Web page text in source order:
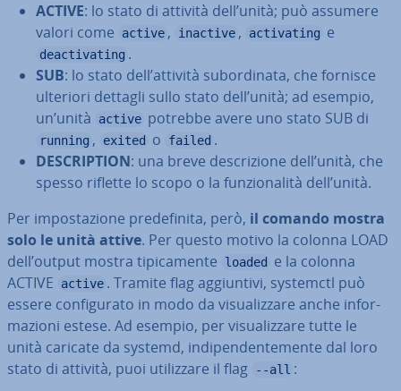
ACTIVE: lo stato di attività dell’unità; può assumere
valori come
active , inactive , activating e
deactivating .
SUB: lo stato dell’attività su­bor­di­na­ta, che fornisce
ulteriori dettagli sullo stato dell’unità; ad esempio,
un’unità
active potrebbe avere uno stato SUB di
running , exited o failed .
DE­SCRIP­TION: una breve de­scri­zio­ne dell’unità, che
spesso riflette lo scopo o la fun­zio­na­li­tà dell’unità.
Per im­po­sta­zio­ne pre­de­fi­ni­ta, però, il comando mostra
solo le unità attive. Per questo motivo la colonna LOAD
dell’output mostra ti­pi­ca­men­te
loaded
e la colonna
ACTIVE
active . Tramite flag ag­giun­ti­vi, systemctl può
essere con­fi­gu­ra­to in modo da vi­sua­liz­za­re anche in­for­
ma­zio­ni estese. Ad esempio, per vi­sua­liz­za­re tutte le
unità caricate da systemd, in­di­pen­den­te­men­te dal loro
stato di attività, puoi uti­liz­za­re il flag
--all :